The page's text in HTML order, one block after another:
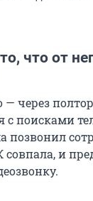
что от
— через
с поисками
позвонил
и